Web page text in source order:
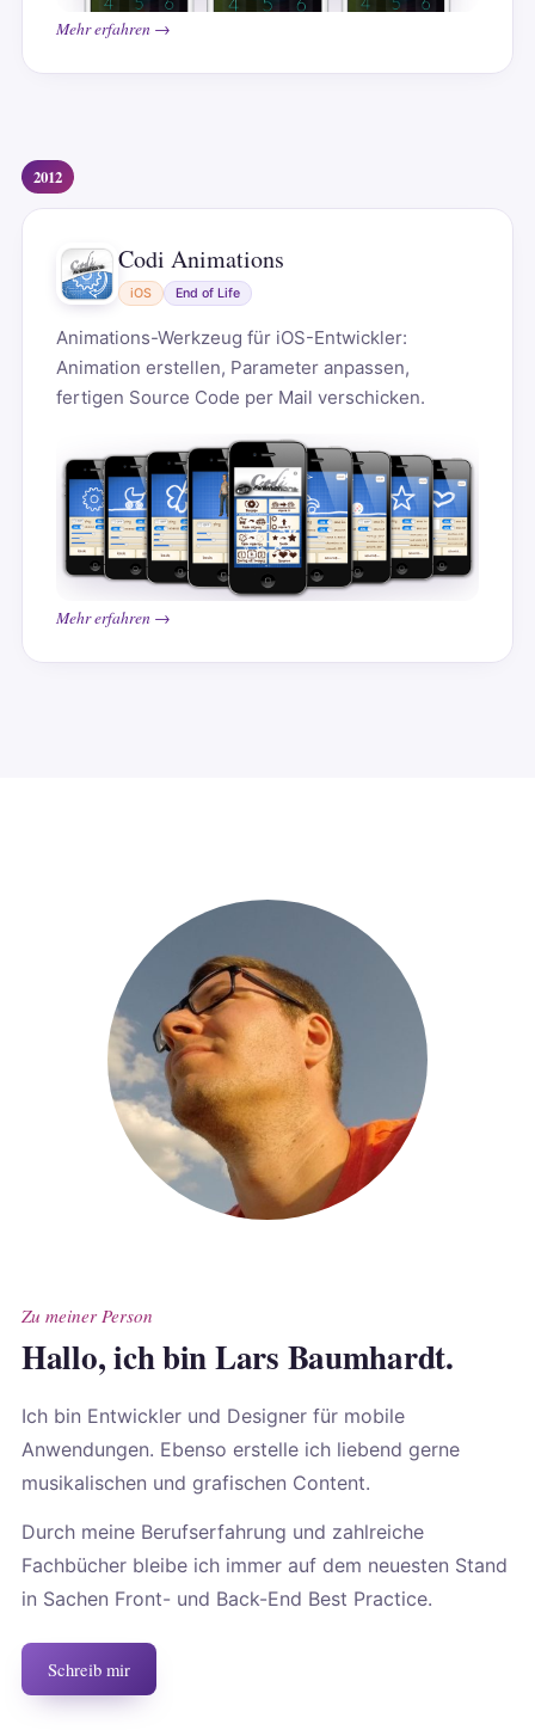
Mehr erfahren →
2012
Codi Animations
iOS End of Life
Animations-Werkzeug für iOS-Entwickler:
Animation erstellen, Parameter anpassen,
fertigen Source Code per Mail verschicken.
Mehr erfahren →
Zu meiner Person
Hallo, ich bin Lars Baumhardt.
Ich bin Entwickler und Designer für mobile
Anwendungen. Ebenso erstelle ich liebend gerne
musikalischen und grafischen Content.
Durch meine Berufserfahrung und zahlreiche
Fachbücher bleibe ich immer auf dem neuesten Stand
in Sachen Front- und Back-End Best Practice.
Schreib mir